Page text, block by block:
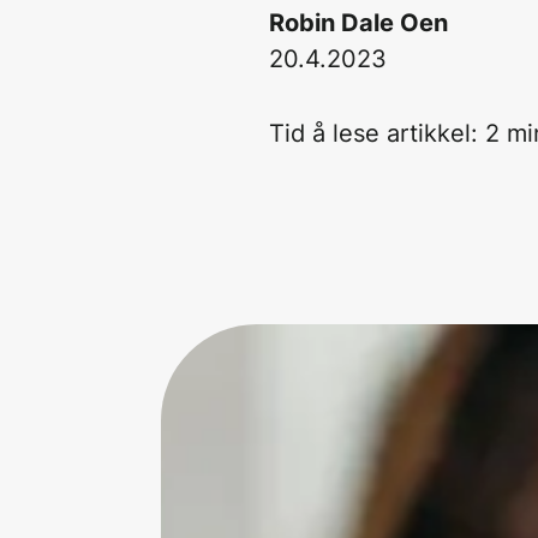
Robin Dale Oen
20.4.2023
Tid å lese artikkel: 2